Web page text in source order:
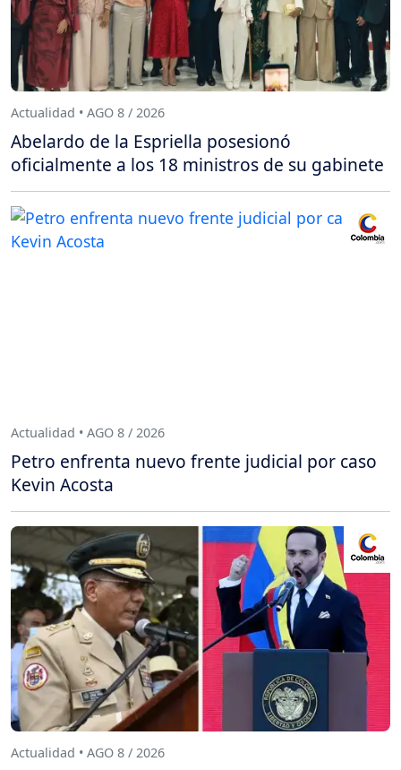
Actualidad • AGO 8 / 2026
Abelardo de la Espriella posesionó
oficialmente a los 18 ministros de su gabinete
Actualidad • AGO 8 / 2026
Petro enfrenta nuevo frente judicial por caso
Kevin Acosta
Actualidad • AGO 8 / 2026